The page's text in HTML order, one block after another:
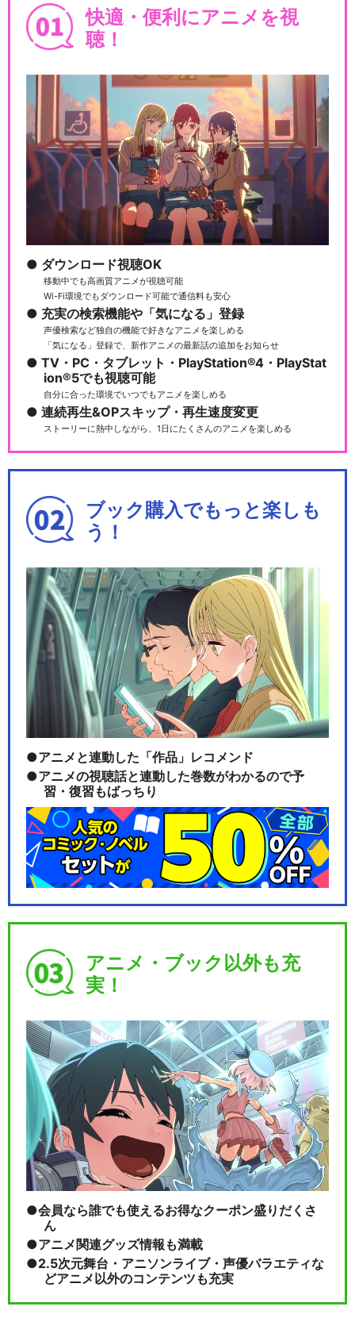
快適・便利にアニメを視
聴！
ダウンロード視聴OK
移動中でも高画質アニメが視聴可能
Wi-Fi環境でもダウンロード可能で通信料も安心
充実の検索機能や「気になる」登録
声優検索など独自の機能で好きなアニメを楽しめる
「気になる」登録で、新作アニメの最新話の追加をお知らせ
TV・PC・タブレット・PlayStation®4・PlayStat
ion®5でも視聴可能
自分に合った環境でいつでもアニメを楽しめる
連続再生&OPスキップ・再生速度変更
ストーリーに熱中しながら、1日にたくさんのアニメを楽しめる
ブック購入でもっと楽しも
う！
アニメと連動した「作品」レコメンド
アニメの視聴話と連動した巻数がわかるので予
習・復習もばっちり
アニメ・ブック以外も充
実！
会員なら誰でも使えるお得なクーポン盛りだくさ
ん
アニメ関連グッズ情報も満載
2.5次元舞台・アニソンライブ・声優バラエティな
どアニメ以外のコンテンツも充実